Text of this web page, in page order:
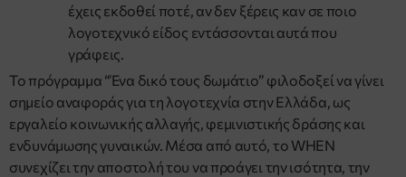
έχεις εκδοθεί ποτέ, αν δεν ξέρεις καν σε ποιο
λογοτεχνικό είδος εντάσσονται αυτά που
γράφεις.
Το πρόγραμμα “Ένα δικό τους δωμάτιο” φιλοδοξεί να γίνει
σημείο αναφοράς για τη λογοτεχνία στην Ελλάδα, ως
εργαλείο κοινωνικής αλλαγής, φεμινιστικής δράσης και
ενδυνάμωσης γυναικών. Μέσα από αυτό, το WHEN
συνεχίζει την αποστολή του να προάγει την ισότητα, την